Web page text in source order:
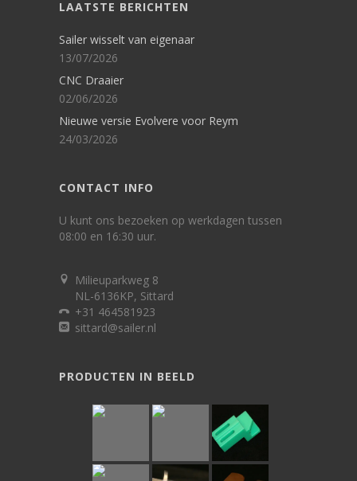
LAATSTE BERICHTEN
Sailer wisselt van eigenaar
13/07/2026
CNC Draaier
02/06/2026
Nieuwe versie Evolvere voor Reym
24/03/2026
CONTACT INFO
U kunt ons bezoeken op werkdagen tussen
08:00 en 16:30 uur.
Milieuparkweg 8
NL-6136KP, Sittard
+31 464581923
sittard@sailer.nl
PRODUCTEN IN BEELD